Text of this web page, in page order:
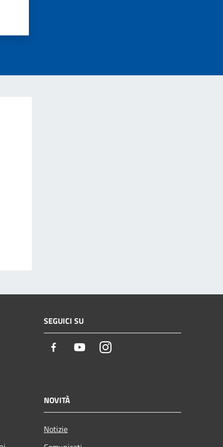
SEGUICI SU
Facebook YoutubeInstagram
NOVITÀ
Notizie